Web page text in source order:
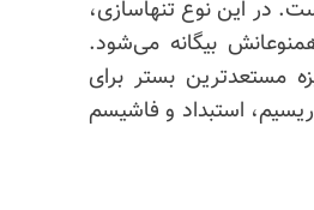
در این نوع تنها‌سازی،
بیگانه می‌شود.
مستعدترین بستر برای
استبداد و فاشیسم